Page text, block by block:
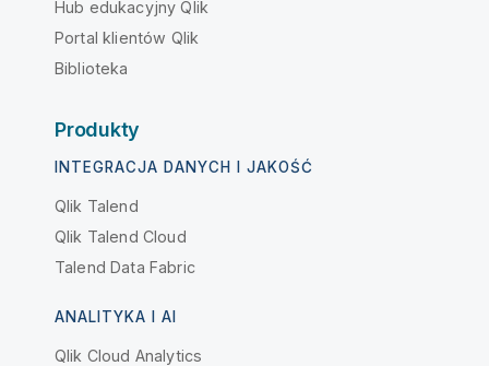
Hub edukacyjny Qlik
Portal klientów Qlik
Biblioteka
Produkty
INTEGRACJA DANYCH I JAKOŚĆ
Qlik Talend
Qlik Talend Cloud
Talend Data Fabric
ANALITYKA I AI
Qlik Cloud Analytics